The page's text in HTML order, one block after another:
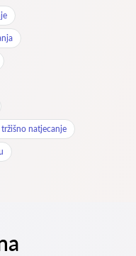
natjecanje